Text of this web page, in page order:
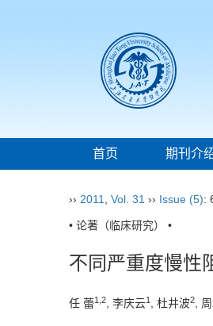
首页 期刊介
›› 2011 Vol. 31 ›› Issue (5):
• 论著（临床研究） •
不同严重度慢性
任 蕾1,2, 李庆云1 , 杜井波2,